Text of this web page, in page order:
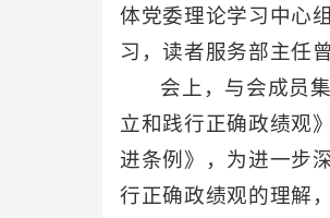
体党委理论学习中心
习，读者服务部主任
会上，与会成员
立和践行正确政绩观
进条例》，为进一步
行正确政绩观的理解